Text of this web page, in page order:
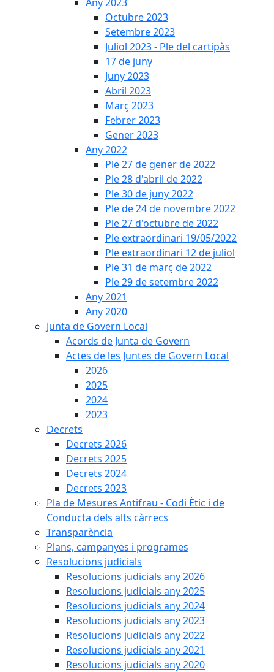
Octubre 2023
Setembre 2023
Juliol 2023 - Ple del cartipàs
17 de juny
Juny 2023
Abril 2023
Març 2023
Febrer 2023
Gener 2023
Any 2022
Ple 27 de gener de 2022
Ple 28 d'abril de 2022
Ple 30 de juny 2022
Ple de 24 de novembre 2022
Ple 27 d'octubre de 2022
Ple extraordinari 19/05/2022
Ple extraordinari 12 de juliol
Ple 31 de març de 2022
Ple 29 de setembre 2022
Any 2021
Any 2020
Junta de Govern Local
Acords de Junta de Govern
Actes de les Juntes de Govern Local
2026
2025
2024
2023
Decrets
Decrets 2026
Decrets 2025
Decrets 2024
Decrets 2023
Pla de Mesures Antifrau - Codi Ètic i de
Conducta dels alts càrrecs
Transparència
Plans, campanyes i programes
Resolucions judicials
Resolucions judicials any 2026
Resolucions judicials any 2025
Resolucions judicials any 2024
Resolucions judicials any 2023
Resolucions judicials any 2022
Resolucions judicials any 2021
Resolucions judicials any 2020